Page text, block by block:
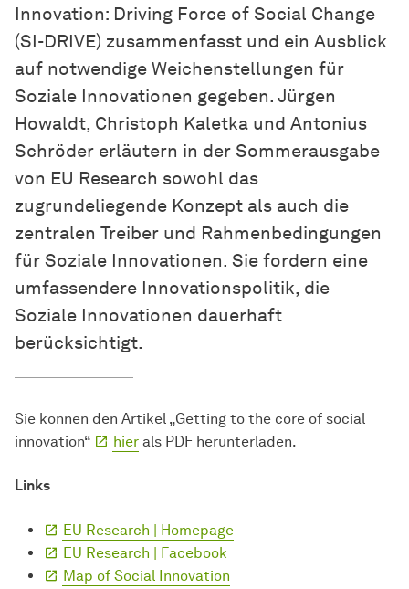
Innovation: Driving Force of Social Change
(SI-DRIVE) zusammenfasst und ein Ausblick
auf notwendige Weichenstellungen für
Soziale Innovationen gegeben. Jürgen
Howaldt, Christoph Kaletka und Antonius
Schröder erläutern in der Sommerausgabe
von EU Research sowohl das
zugrundeliegende Konzept als auch die
zentralen Treiber und Rahmenbedingungen
für Soziale Innovationen. Sie fordern eine
umfassendere Innovationspolitik, die
Soziale Innovationen dauerhaft
berücksichtigt.
Sie können den Artikel „Getting to the core of social
innovation“
hier als PDF herunterladen.
Links
EU Research | Homepage
EU Research | Facebook
Map of Social Innovation